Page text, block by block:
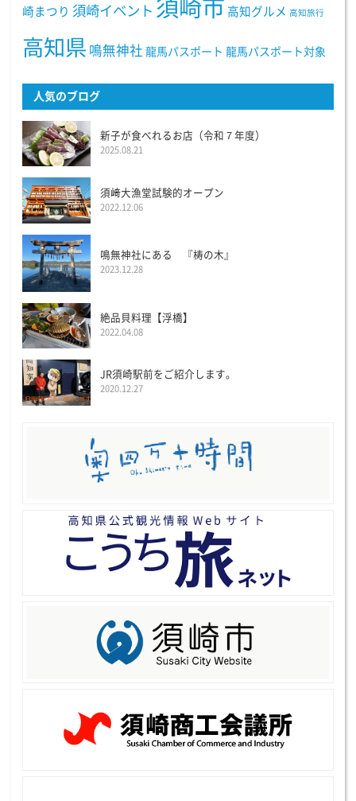
崎まつり 須崎イベント 須崎市 高知グルメ 高知旅行
高知県 鳴無神社 龍馬パスポート 龍馬パスポート対象
人気のブログ
新子が食べれるお店（令和７年度）
2025.08.21
須﨑大漁堂試験的オープン
2022.12.06
鳴無神社にある 『梼の木』
2023.12.28
絶品貝料理【浮橋】
2022.04.08
JR須崎駅前をご紹介します。
2020.12.27